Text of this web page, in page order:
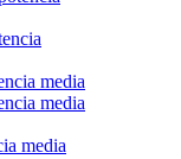
media